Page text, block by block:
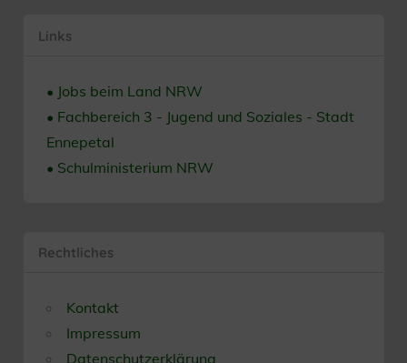
Links
• Jobs beim Land NRW
• Fachbereich 3 - Jugend und Soziales - Stadt
Ennepetal
• Schulministerium NRW
Rechtliches
Kontakt
Impressum
Datenschutzerklärung